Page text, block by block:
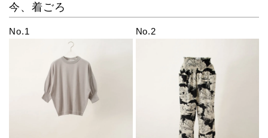
今、着ごろ
No.1 No.2